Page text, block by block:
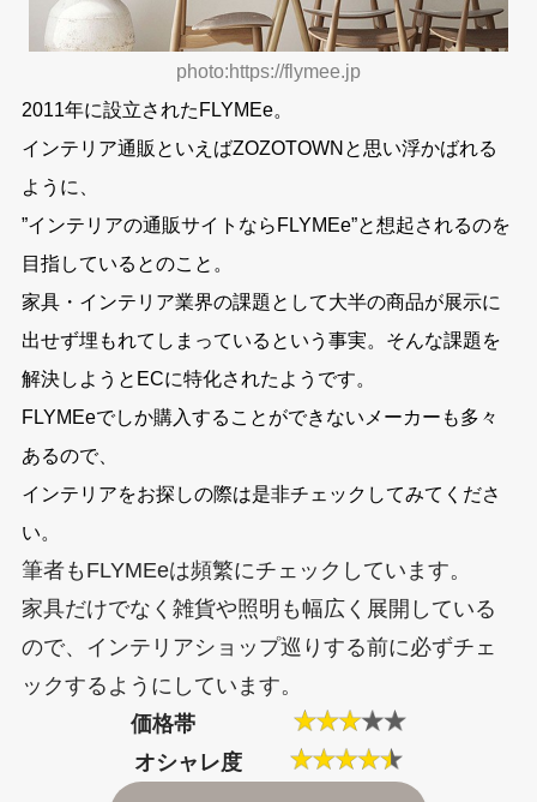
photo:https://flymee.jp
2011年に設立されたFLYMEe。
インテリア通販といえばZOZOTOWNと思い浮かばれる
ように、
”インテリアの通販サイトならFLYMEe”と想起されるのを
目指しているとのこと。
家具・インテリア業界の課題として大半の商品が展示に
出せず埋もれてしまっているという事実。そんな課題を
解決しようとECに特化されたようです。
FLYMEeでしか購入することができないメーカーも多々
あるので、
インテリアをお探しの際は是非チェックしてみてくださ
い。
筆者もFLYMEeは頻繁にチェックしています。
家具だけでなく雑貨や照明も幅広く展開している
ので、インテリアショップ巡りする前に必ずチェ
ックするようにしています。
価格帯
オシャレ度